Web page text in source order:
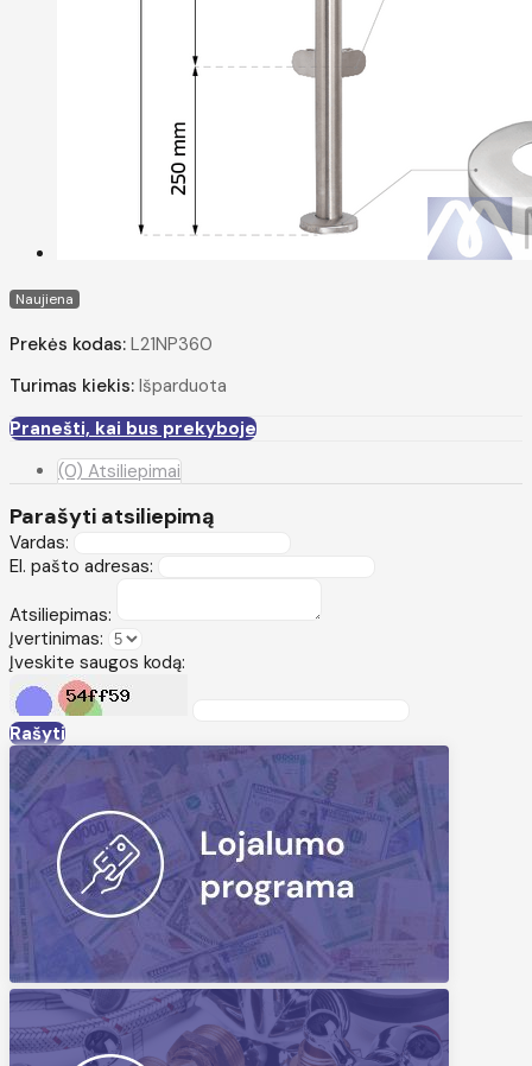
Naujiena
Prekės kodas: L21NP360
Turimas kiekis: Išparduota
Pranešti, kai bus prekyboje
(0) Atsiliepimai
Parašyti atsiliepimą
Vardas:
El. pašto adresas:
Atsiliepimas:
Įvertinimas:
Įveskite saugos kodą:
Rašyti